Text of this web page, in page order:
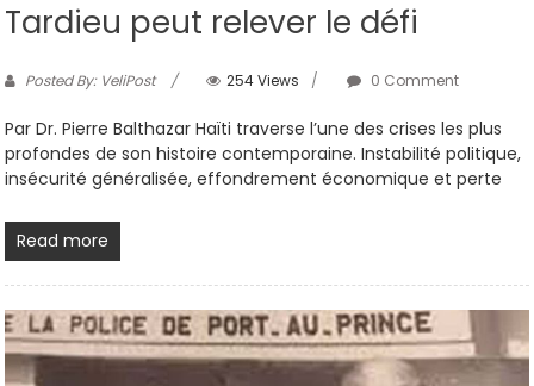
Tardieu peut relever le défi
Posted By: VeliPost 254 Views 0 Comment
Par Dr. Pierre Balthazar Haïti traverse l’une des crises les plus
profondes de son histoire contemporaine. Instabilité politique,
insécurité généralisée, effondrement économique et perte
Read more